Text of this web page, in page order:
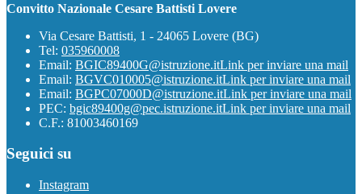
Convitto Nazionale Cesare Battisti Lovere
Via Cesare Battisti, 1 - 24065 Lovere (BG)
Tel: 035960008
Email: BGIC89400G@istruzione.itLink per inviare una mail
Email: BGVC010005@istruzione.itLink per inviare una mail
Email: BGPC07000D@istruzione.itLink per inviare una mail
PEC: bgic89400g@pec.istruzione.itLink per inviare una mail
C.F.: 81003460169
Seguici su
Instagram